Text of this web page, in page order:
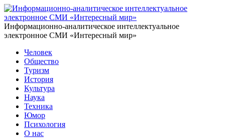
Информационно-аналитическое интеллектуальное
электронное СМИ «Интересный мир»
Человек
Общество
Туризм
История
Культура
Наука
Техника
Юмор
Психология
О нас